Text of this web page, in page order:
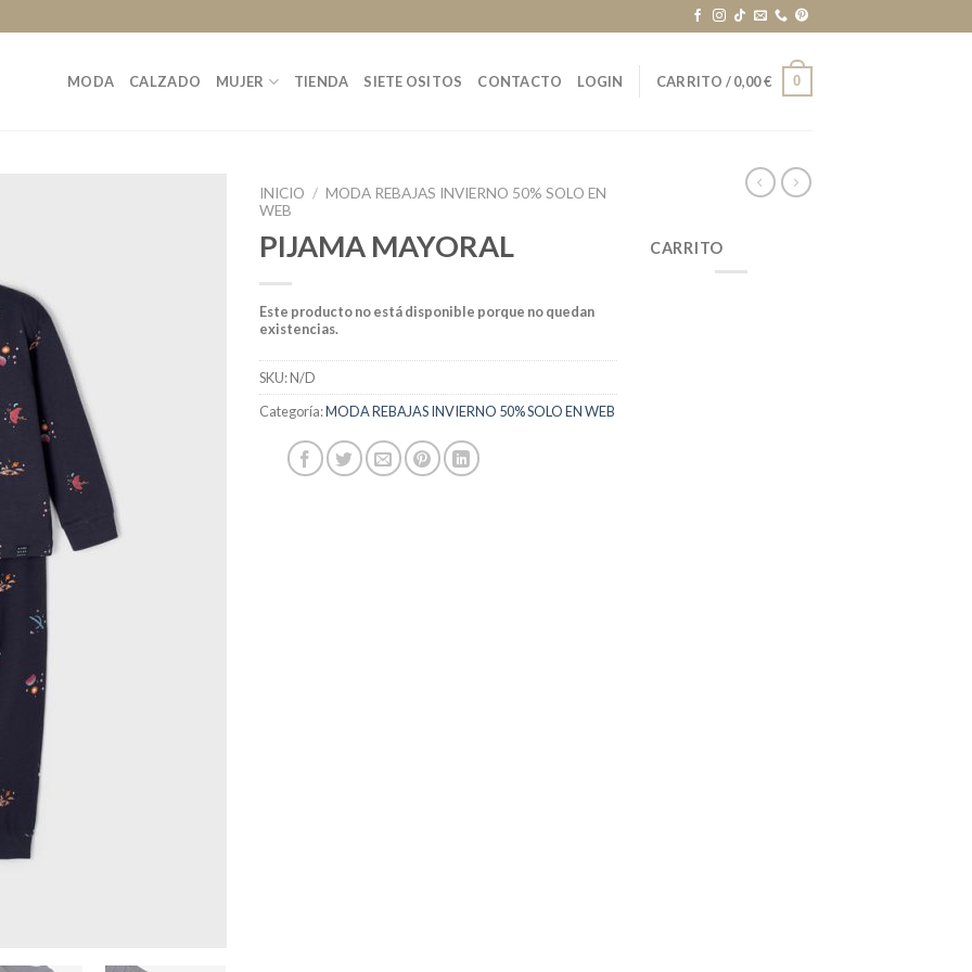
MODA CALZADO MUJER TIENDA SIETE OSITOS CONTACTO LOGIN CARRITO /0,00€ 0
INICIO / MODA REBAJAS INVIERNO 50% SOLO EN
WEB
PIJAMA MAYORAL
Este producto no está disponible porque no quedan
existencias.
SKU:N/D
Categoría:MODA REBAJAS INVIERNO 50% SOLO EN WEB
CARRITO